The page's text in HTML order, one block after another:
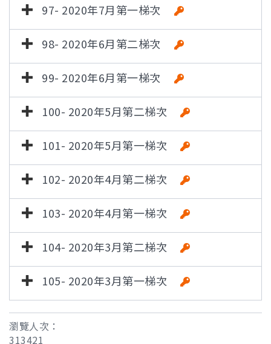
97- 2020年7月第一梯次
98- 2020年6月第二梯次
99- 2020年6月第一梯次
100- 2020年5月第二梯次
101- 2020年5月第一梯次
102- 2020年4月第二梯次
103- 2020年4月第一梯次
104- 2020年3月第二梯次
105- 2020年3月第一梯次
瀏覽人次：
313421